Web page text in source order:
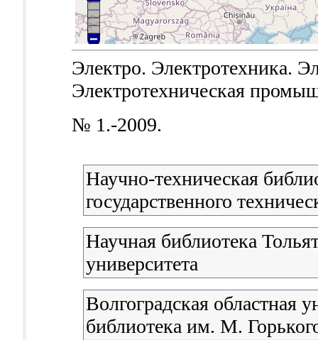
Электро. Электротехника.
Электротехническая
№ 1.-2009.
Научно-техническая
государственного
Научная библиотека
университета
Волгоградская областная
библиотека им. М.